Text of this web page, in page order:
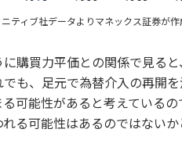
ティブ社データよりマネックス証券が作
に購買力平価との関係で見る
でも、足元で為替介入の再開
る可能性があると考えている
る可能性はあるのではないか